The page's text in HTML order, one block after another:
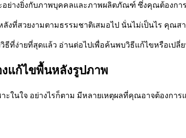
ย่างยิ่งกับภาพบุคคลและภาพผลิตภัณฑ์ ซึ่งคุณต้องการ
งที่สวยงามตามธรรมชาติเสมอไป นั่นไม่เป็นไร คุณ
ธีที่ง่ายที่สุดแล้ว อ่านต่อไปเพื่อค้นพบวิธีแก้ไขหรือเป
แก้ไขพื้นหลังรูปภาพ
ในใจ อย่างไรก็ตาม มีหลายเหตุผลที่คุณอาจต้องกา